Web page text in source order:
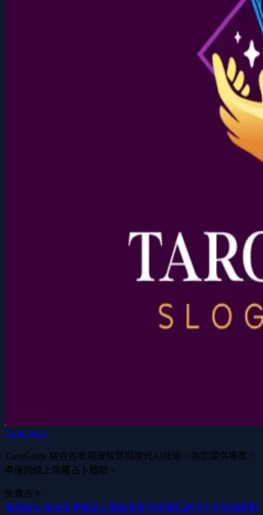
TarotGuide
TarotGuide 結合古老塔羅智慧與現代AI技術，為您提供專業、
準確的線上塔羅占卜體驗。
免費占卜
塔羅牌生成器單牌解讀三張牌陣愛情塔羅凱爾特十字塔羅師對